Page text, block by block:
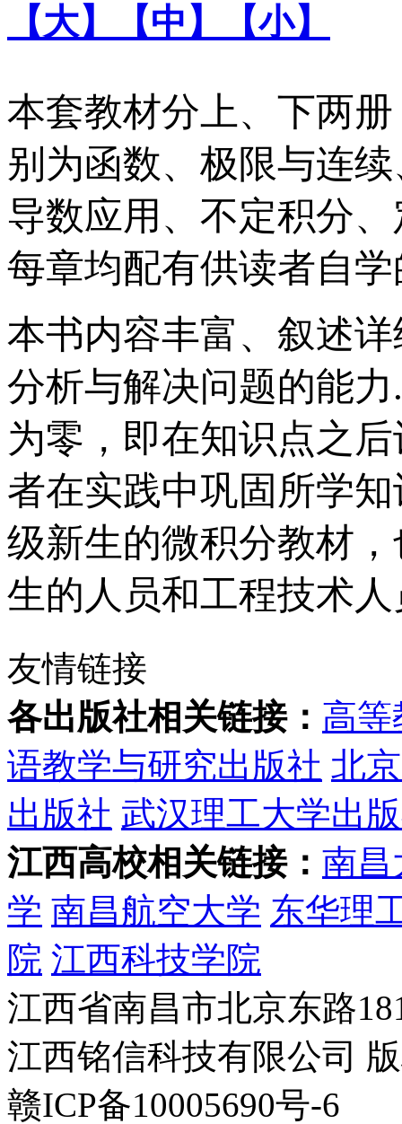
【大】
【中】 【小】
本套教材分上、下两
别为函数、极限与连
导数应用、不定积分
每章均配有供读者自
本书内容丰富、叙述
分析与解决问题的能
为零，即在知识点之
者在实践中巩固所学
级新生的微积分教材
生的人员和工程技术
友情链接
各出版社相关链接： 高等
语教学与研究出版社 北
出版社 武汉理工大学出
江西高校相关链接： 南昌
学 南昌航空大学 东华理
院 江西科技学院
江西省南昌市北京东路
江西铭信科技有限公司
赣ICP备10005690号-6